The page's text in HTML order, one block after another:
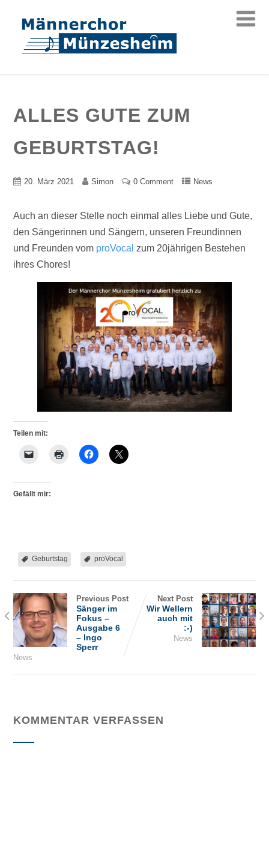
ALLES GUTE ZUM
GEBURTSTAG!
20. März 2021 Simon 0 Comment News
Auch an dieser Stelle noch einmal alles Liebe und Gute,
den Sängerinnen und Sängern, unseren Freundinnen
und Freunden vom proVocal zum 20jährigen Bestehen
ihres Chores!
Teilen mit:
Gefällt mir:
Geburtstag proVocal
Previous Post
Sänger im
Fokus –
Ausgabe 6
– Ingo
Sperr
News
Next Post
Wir Wellern
auch mit
:-)
News
KOMMENTAR VERFASSEN